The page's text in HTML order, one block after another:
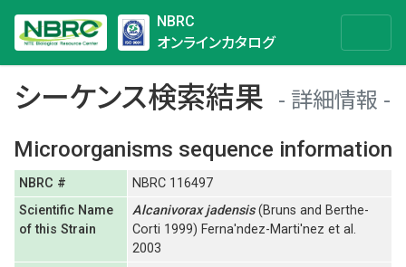
NBRC
オンラインカタログ
シーケンス検索結果
詳細情報
Microorganisms sequence information
NBRC #
NBRC 116497
Scientific Name
of this Strain
Alcanivorax jadensis(Bruns and Berthe-
Corti 1999) Ferna'ndez-Marti'nez et al.
2003